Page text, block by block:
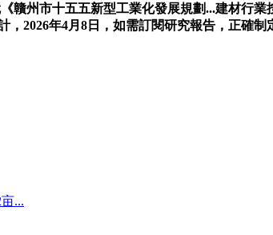
州市十五五新型工業化發展規劃...建材行業
2026年4月8日，如需訂閱研究報告，正確
...